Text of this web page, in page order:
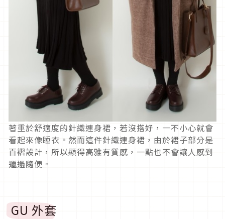
著重於舒適度的針織連身裙，若沒搭好，一不小心就會
看起來像睡衣。然而這件針織連身裙，由於裙子部分是
百褶設計，所以顯得高雅有質感，一點也不會讓人感到
邋遢隨便。
GU 外套